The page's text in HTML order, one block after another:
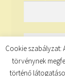
Cookie szabályzat:
törvénynek
történő